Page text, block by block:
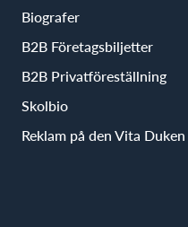
Biografer
B2B Företagsbiljetter
B2B Privatföreställning
Skolbio
Reklam på den Vita Duken